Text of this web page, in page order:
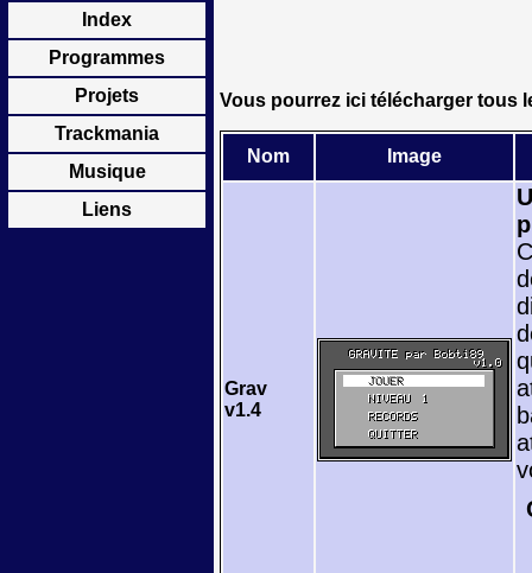
Index
Programmes
Projets
Trackmania
Musique
Liens
Vous pourrez ici télécharger tous
Nom Image
Grav
v1.4